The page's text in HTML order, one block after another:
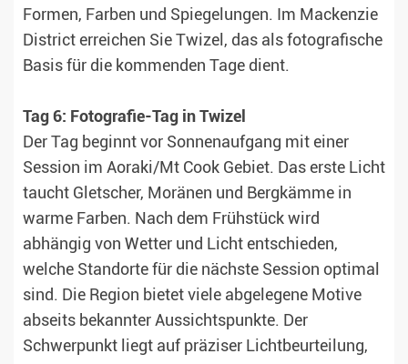
Formen, Farben und Spiegelungen. Im Mackenzie
District erreichen Sie Twizel, das als fotografische
Basis für die kommenden Tage dient.
Tag 6: Fotografie-Tag in Twizel
Der Tag beginnt vor Sonnenaufgang mit einer
Session im Aoraki/Mt Cook Gebiet. Das erste Licht
taucht Gletscher, Moränen und Bergkämme in
warme Farben. Nach dem Frühstück wird
abhängig von Wetter und Licht entschieden,
welche Standorte für die nächste Session optimal
sind. Die Region bietet viele abgelegene Motive
abseits bekannter Aussichtspunkte. Der
Schwerpunkt liegt auf präziser Lichtbeurteilung,